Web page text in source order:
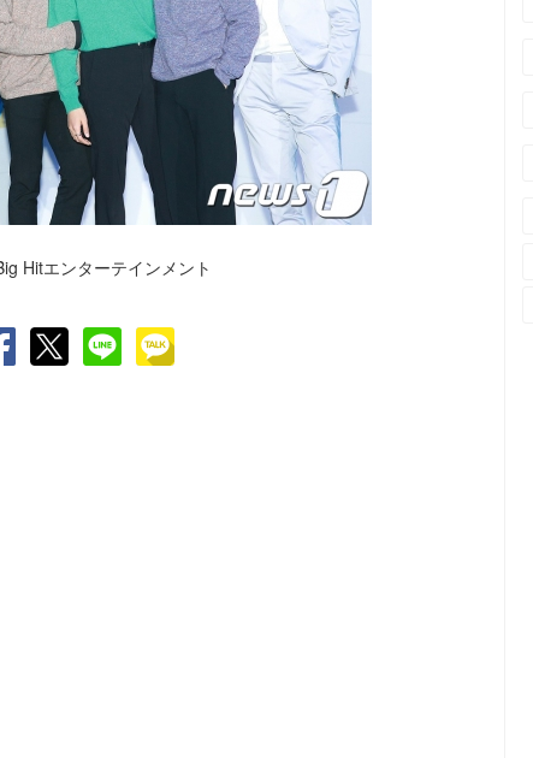
Hitエンターテインメント